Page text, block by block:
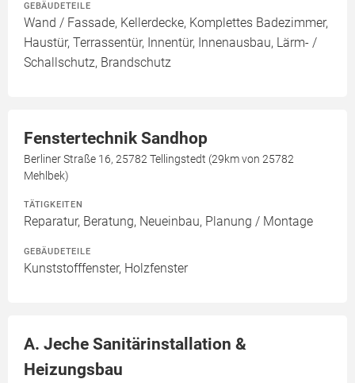
GEBÄUDETEILE
Wand / Fassade, Kellerdecke, Komplettes Badezimmer,
Haustür, Terrassentür, Innentür, Innenausbau, Lärm- /
Schallschutz, Brandschutz
Fenstertechnik Sandhop
Berliner Straße 16, 25782 Tellingstedt (29km von 25782
Mehlbek)
TÄTIGKEITEN
Reparatur, Beratung, Neueinbau, Planung / Montage
GEBÄUDETEILE
Kunststofffenster, Holzfenster
A. Jeche Sanitärinstallation &
Heizungsbau